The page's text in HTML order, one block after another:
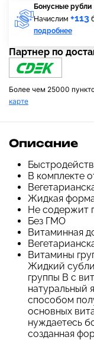
Бонусные рубли
Начислим +113
подробнее
Партнер по
Более чем 25000
карте
Описание
В комплекте
Жидкая
Не содержит
Без ГМО
Витаминная
Витамины
Жидкий
группы B с
натуральный
способом
основных
нуждаетесь
созданная